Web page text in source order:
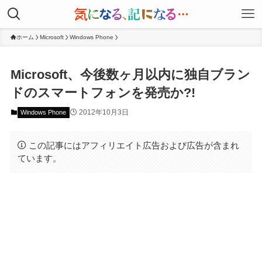
ホーム Microsoft Windows Phone
Microsoft、今後数ヶ月以内に独自ブラン
ドのスマートフォンを発売か?!
Windows Phone 2012年10月3日
この記事にはアフィリエイト広告および広告が含まれ
ています。